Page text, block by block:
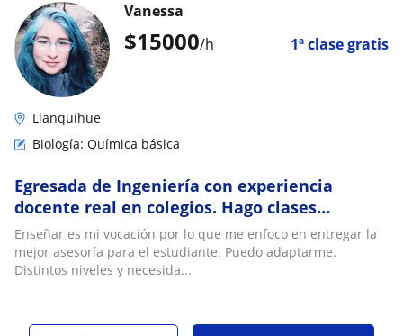
$15000/h 1ª clase gratis
Vanessa
Llanquihue
Biología: Química básica
Egresada de Ingeniería con experiencia
docente real en colegios. Hago clases
particulares de matemáticas química física
biología
Enseñar es mi vocación por lo que me enfoco en entregar la
mejor asesoría para el estudiante. Puedo adaptarme.
Distintos niveles y necesida...